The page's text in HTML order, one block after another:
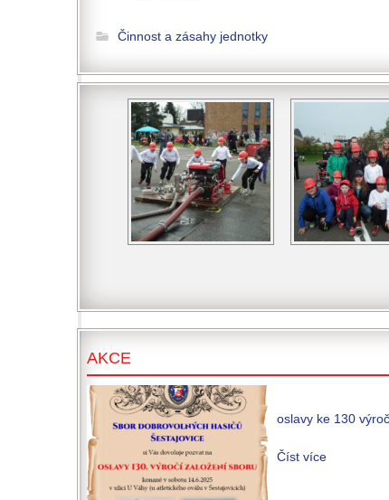
Činnost a zásahy jednotky
AKCE
oslavy ke 130
Číst více